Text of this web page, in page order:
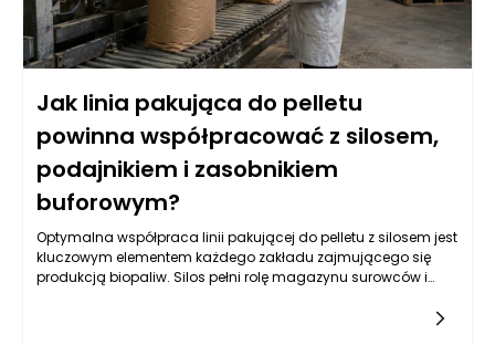
Jak linia pakująca do pelletu
powinna współpracować z silosem,
podajnikiem i zasobnikiem
buforowym?
Optymalna współpraca linii pakującej do pelletu z silosem jest
kluczowym elementem każdego zakładu zajmującego się
produkcją biopaliw. Silos pełni rolę magazynu surowców i